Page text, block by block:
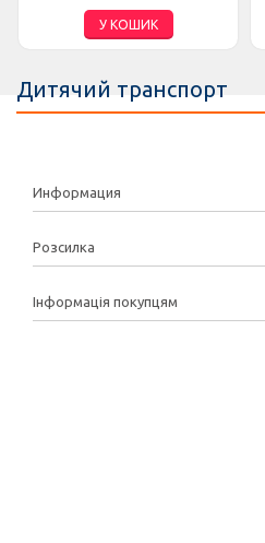
У КОШИК
Дитячий транспорт
Информация
Розсилка
Інформація покупцям